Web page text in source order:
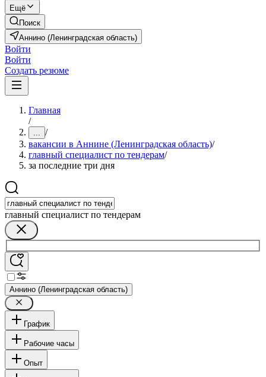
Ещё
Поиск
Аннино (Ленинградская область)
Войти
Войти
Создать резюме
Главная
/
... /
вакансии в Аннине (Ленинградская область)/
главный специалист по тендерам/
за последние три дня
главный специалист по тендерам
Аннино (Ленинградская область)
График
Рабочие часы
Опыт